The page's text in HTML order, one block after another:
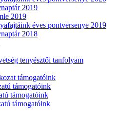
2019
2019
éves pontversenye 2019
2018
tenyésztői tanfolyam
támogatóink
támogatóink
támogatóink
támogatóink